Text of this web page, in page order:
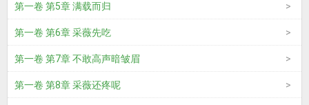
第一卷 第5章 满载而归
第一卷 第6章 采薇先吃
第一卷 第7章 不敢高声暗皱眉
第一卷 第8章 采薇还疼呢